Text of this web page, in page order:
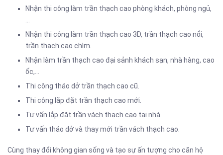
Nhận thi công làm trần thạch cao phòng khách, phòng ngủ,
…
Nhận thi công làm trần thạch cao 3D, trần thạch cao nổi,
trần thạch cao chìm.
Nhận làm trần thạch cao đại sảnh khách sạn, nhà hàng, cao
ốc,…
Thi công tháo dở trần thạch cao cũ.
Thi công lắp đặt trần thạch cao mới.
Tư vấn lắp đặt trần vách thạch cao tại nhà.
Tư vấn tháo dở và thay mới trần vách thạch cao.
Cùng thay đổi không gian sống và tạo sự ấn tượng cho căn hộ